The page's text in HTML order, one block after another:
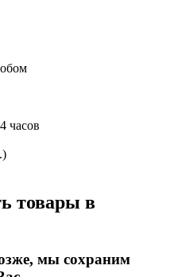
часов
товары в
мы сохраним